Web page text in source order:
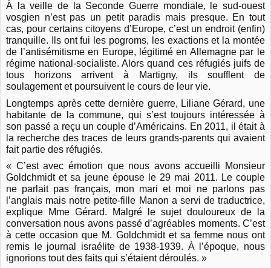
À la veille de la Seconde Guerre mondiale, le sud-ouest
vosgien n’est pas un petit paradis mais presque. En tout
cas, pour certains citoyens d’Europe, c’est un endroit (enfin)
tranquille. Ils ont fui les pogroms, les exactions et la montée
de l’antisémitisme en Europe, légitimé en Allemagne par le
régime national-socialiste. Alors quand ces réfugiés juifs de
tous horizons arrivent à Martigny, ils soufflent de
soulagement et poursuivent le cours de leur vie.
Longtemps après cette dernière guerre, Liliane Gérard, une
habitante de la commune, qui s’est toujours intéressée à
son passé a reçu un couple d’Américains. En 2011, il était à
la recherche des traces de leurs grands-parents qui avaient
fait partie des réfugiés.
« C’est avec émotion que nous avons accueilli Monsieur
Goldchmidt et sa jeune épouse le 29 mai 2011. Le couple
ne parlait pas français, mon mari et moi ne parlons pas
l’anglais mais notre petite-fille Manon a servi de traductrice,
explique Mme Gérard. Malgré le sujet douloureux de la
conversation nous avons passé d’agréables moments. C’est
à cette occasion que M. Goldchmidt et sa femme nous ont
remis le journal israélite de 1938-1939. À l’époque, nous
ignorions tout des faits qui s’étaient déroulés. »